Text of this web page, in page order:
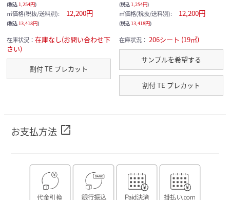
(税込1,254円)
㎡価格(税抜/送料別): 12,200円
(税込13,418円)
在庫状況： 在庫なし(お問い合わせ下
さい)
割付 TE プレカット
(税込1,254円)
㎡価格(税抜/送料別): 12,200円
(税込13,418円)
在庫状況： 206シート (19㎡)
サンプルを希望する
割付 TE プレカット
お支払方法 open_in_new